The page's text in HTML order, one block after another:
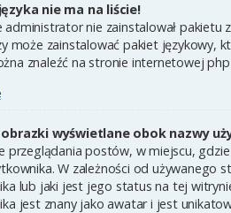
nie ma na liście!
administrator nie zainstalował
może zainstalować pakiet językowy,
znaleźć na stronie internetowej
obrazki wyświetlane obok nazwy
przeglądania postów, w miejscu,
W zależności od używanego
lub jaki jest jego status na tej
jest znany jako awatar i jest